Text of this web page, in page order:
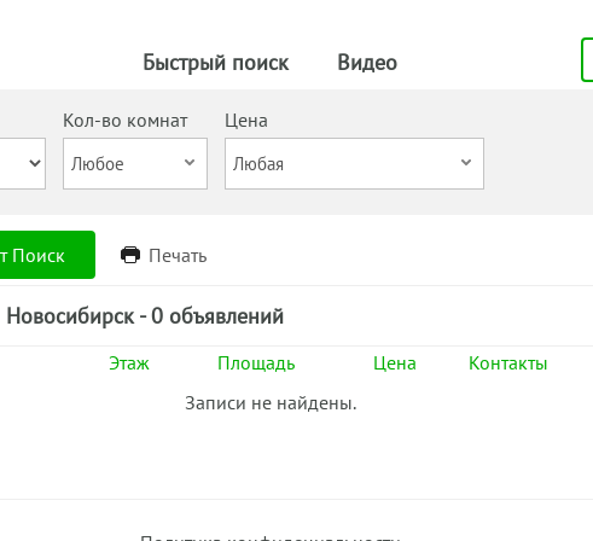
Быстрый поиск Видео
Кол-во комнат
Цена
Поиск Печать
- 0 объявлений
Этаж Площадь Цена Контакты
Записи не найдены.